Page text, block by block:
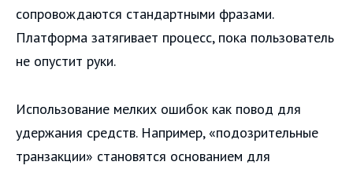
сопровождаются стандартными фразами.
Платформа затягивает процесс, пока пользователь
не опустит руки.
Использование мелких ошибок как повод для
удержания средств. Например, «подозрительные
транзакции» становятся основанием для